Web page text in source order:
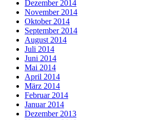
Dezember 2014
November 2014
Oktober 2014
September 2014
August 2014
Juli 2014
Juni 2014
Mai 2014
April 2014
März 2014
Februar 2014
Januar 2014
Dezember 2013